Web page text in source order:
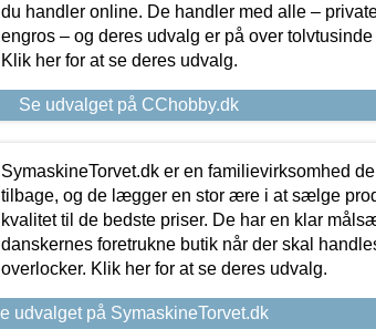
du handler online. De handler med alle –
engros – og deres udvalg er på over
Klik her for at se deres udvalg.
Se udvalget på CChobby.dk
SymaskineTorvet.dk er en familievirksomhed
tilbage, og de lægger en stor ære i at sælge
kvalitet til de bedste priser. De har en klar
danskernes foretrukne butik når der skal
overlocker. Klik her for at se deres udvalg.
udvalget på SymaskineTorvet.dk